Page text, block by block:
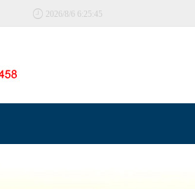
 2026/8/6 6:25:45